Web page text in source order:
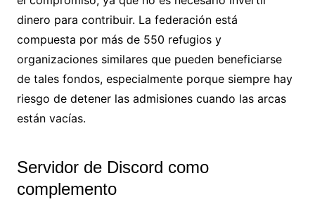
dinero para contribuir. La federación está
compuesta por más de 550 refugios y
organizaciones similares que pueden beneficiarse
de tales fondos, especialmente porque siempre hay
riesgo de detener las admisiones cuando las arcas
están vacías.
Servidor de Discord como
complemento